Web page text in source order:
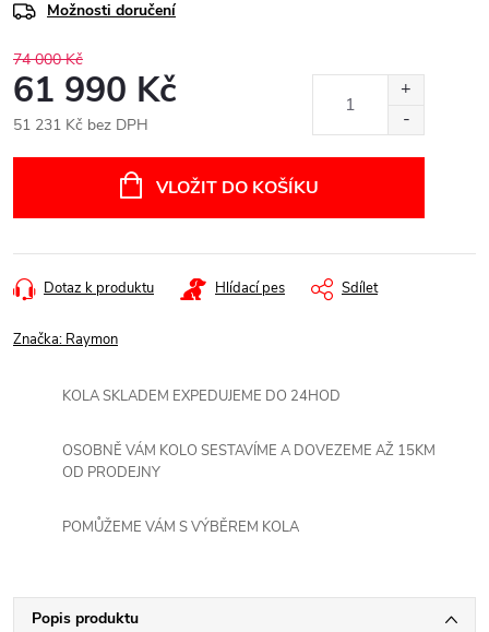
Možnosti doručení
74 000 Kč
61 990 Kč
51 231 Kč bez DPH
VLOŽIT DO KOŠÍKU
Dotaz k produktu Hlídací pes Sdílet
Značka: Raymon
KOLA SKLADEM EXPEDUJEME DO 24HOD
OSOBNĚ VÁM KOLO SESTAVÍME A DOVEZEME AŽ 15KM
OD PRODEJNY
POMŮŽEME VÁM S VÝBĚREM KOLA
Popis produktu